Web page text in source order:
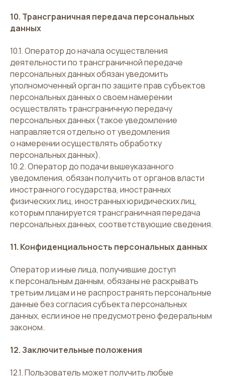
10. Трансграничная передача персональных
данных
10.1. Оператор до начала осуществления
деятельности по трансграничной передаче
персональных данных обязан уведомить
уполномоченный орган по защите прав субъектов
персональных данных о своем намерении
осуществлять трансграничную передачу
персональных данных (такое уведомление
направляется отдельно от уведомления
о намерении осуществлять обработку
персональных данных).
10.2. Оператор до подачи вышеуказанного
уведомления, обязан получить от органов власти
иностранного государства, иностранных
физических лиц, иностранных юридических лиц,
которым планируется трансграничная передача
персональных данных, соответствующие сведения.
11. Конфиденциальность персональных данных
Оператор и иные лица, получившие доступ
к персональным данным, обязаны не раскрывать
третьим лицам и не распространять персональные
данные без согласия субъекта персональных
данных, если иное не предусмотрено федеральным
законом.
12. Заключительные положения
12.1. Пользователь может получить любые